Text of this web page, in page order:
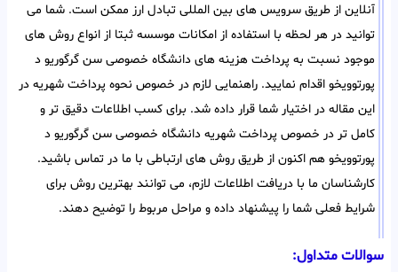
آنلاین از طریق سرویس های بین المللی تبادل ارز ممکن است. شما می
توانید در هر لحظه با استفاده از امکانات موسسه ثبتا از انواع روش های
موجود نسبت به پرداخت هزینه های دانشگاه خصوصی سن گرگوریو د
پورتوویخو اقدام نمایید. راهنمایی لازم در خصوص نحوه پرداخت شهریه در
این مقاله در اختیار شما قرار داده شد. برای کسب اطلاعات دقیق تر و
کامل تر در خصوص پرداخت شهریه دانشگاه خصوصی سن گرگوریو د
پورتوویخو هم اکنون از طریق روش های ارتباطی با ما در تماس باشید.
کارشناسان ما با دریافت اطلاعات لازم، می توانند بهترین روش برای
شرایط فعلی شما را پیشنهاد داده و مراحل مربوط را توضیح دهند.
سوالات متداول: